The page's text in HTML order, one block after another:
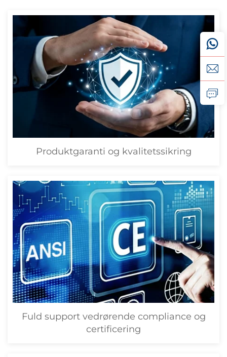
Produktgaranti og kvalitetssikring
Fuld support vedrørende compliance og
certificering